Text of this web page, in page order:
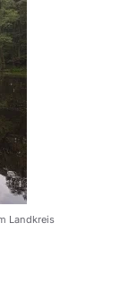
Landkreis